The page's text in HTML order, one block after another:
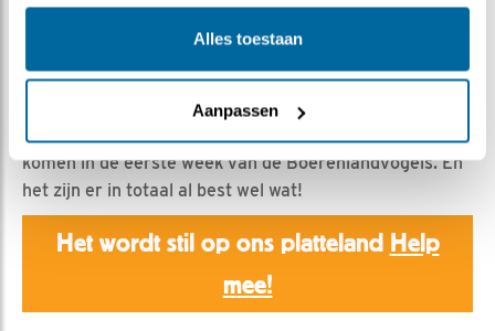
Alles toestaan
Aanpassen
Wie zie ik nog meer?
Bonnie | Geplaatst op 8 april 2024, 23:45 |
Vind ik
Hier nogmaals wat soorten die we langs hebben zien
komen in de eerste week van de Boerenlandvogels. En
het zijn er in totaal al best wel wat!
Het wordt stil op ons platteland Help
mee!